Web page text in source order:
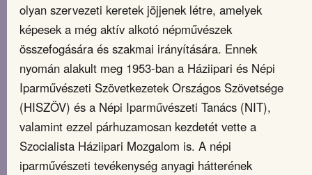
olyan szervezeti keretek jöjjenek létre, amelyek
képesek a még aktív alkotó népművészek
összefogására és szakmai irányítására. Ennek
nyomán alakult meg 1953-ban a Háziipari és Népi
Iparművészeti Szövetkezetek Országos Szövetsége
(HISZÖV) és a Népi Iparművészeti Tanács (NIT),
valamint ezzel párhuzamosan kezdetét vette a
Szocialista Háziipari Mozgalom is. A népi
iparművészeti tevékenység anyagi hátterének